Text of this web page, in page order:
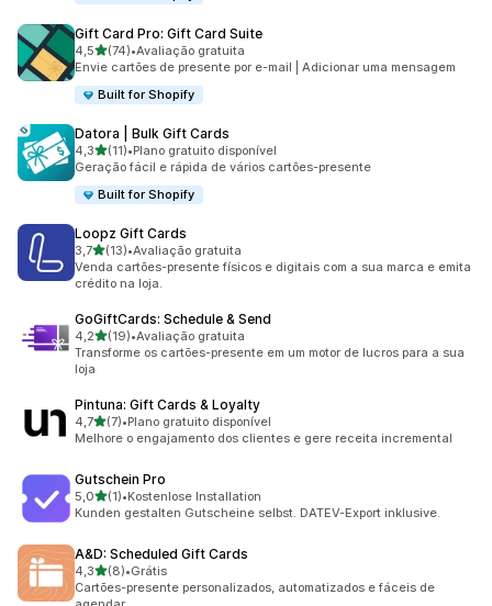
Gift Card Pro: Gift Card Suite
4,5de 5 estrelas
(74)
74 avaliações ao todo
•Avaliação gratuita
Envie cartões de presente por e-mail | Adicionar uma mensagem
Built for Shopify
Datora | Bulk Gift Cards
4,3de 5 estrelas
(11)
11 avaliações ao todo
•Plano gratuito disponível
Geração fácil e rápida de vários cartões-presente
Built for Shopify
Loopz Gift Cards
3,7de 5 estrelas
(13)
13 avaliações ao todo
•Avaliação gratuita
Venda cartões-presente físicos e digitais com a sua marca e emita
crédito na loja.
GoGiftCards: Schedule & Send
4,2de 5 estrelas
(19)
19 avaliações ao todo
•Avaliação gratuita
Transforme os cartões-presente em um motor de lucros para a sua
loja
Pintuna: Gift Cards & Loyalty
4,7de 5 estrelas
(7)
7 avaliações ao todo
•Plano gratuito disponível
Melhore o engajamento dos clientes e gere receita incremental
Gutschein Pro
5,0de 5 estrelas
(1)
1 avaliações ao todo
•Kostenlose Installation
Kunden gestalten Gutscheine selbst. DATEV-Export inklusive.
A&D: Scheduled Gift Cards
4,3de 5 estrelas
(8)
8 avaliações ao todo
•Grátis
Cartões-presente personalizados, automatizados e fáceis de